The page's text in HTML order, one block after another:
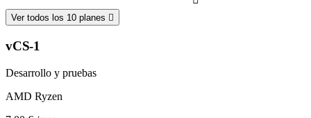
Ver todos los 10 planes
vCS-1
Desarrollo y pruebas
AMD Ryzen